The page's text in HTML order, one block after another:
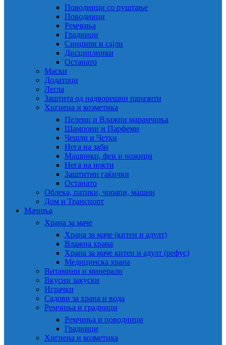
Поводници со пуштање
Поводници
Ремчиња
Градници
Синџири и сајли
Дисциплинки
Останато
Маски
Додатоци
Легла
Заштита од надворешни паразити
Хигиена и козметика
Пелени и Влажни марамчиња
Шампони и Парфеми
Чешли и Четки
Нега на заби
Машинки, фен и ножици
Нега на нокти
Заштитни гаќички
Останато
Облека, патики, чорапи, машни
Дом и Транспорт
Мачиња
Храна за маче
Храна за маче (китен и адулт)
Влажна храна
Храна за маче китен и адулт (рефус)
Медицинска храна
Витамини и минерали
Вкусни закуски
Играчки
Садови за храна и вода
Ремчиња и градници
Ремчиња и поводници
Градници
Хигиена и козметика